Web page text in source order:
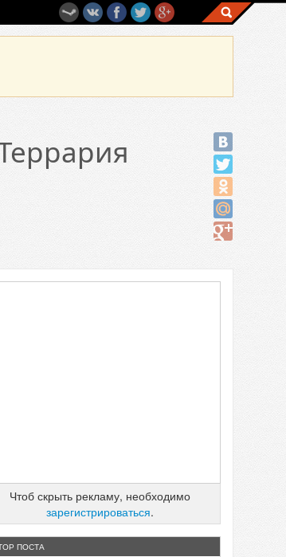
Чтоб скрыть рекламу, необходимо
зарегистрироваться.
ПОСТА